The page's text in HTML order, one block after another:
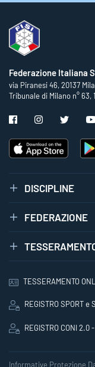
Federazione Italiana
via Piranesi 46, 20137
Tribunale di Milano n° 63,
DISCIPLINE
FEDERAZIONE
TESSERAMENTO
REGISTRO SPORT e
REGISTRO CONI 2.0
Informative Protezione